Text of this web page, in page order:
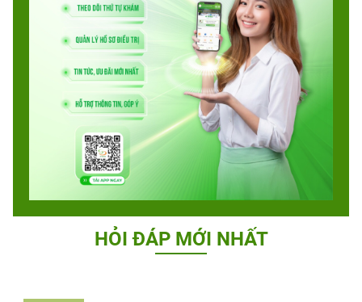
HỎI ĐÁP MỚI NHẤT